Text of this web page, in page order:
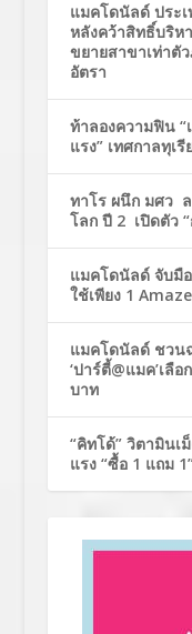
แมคโดนัลด์ ประ
หลังคว้าสิทธิ์บริห
ขยายสาขาเท่าตั
อัตรา
ท้าลองความฟิน
แรง” เทศกาลทุเ
ทาโร ผนึก มศว
โลก ปี 2 เปิดตัว
แมคโดนัลด์ จับมื
ใช้เพียง 1
แมคโดนัลด์ ชวน
‘ปาร์ตี้@แมค’เลื
บาท
“คิทโด้” วิตามินเ
แรง “ซื้อ 1 แถม